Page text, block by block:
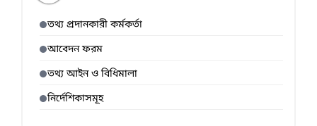
তথ্য প্রদানকারী কর্মকর্তা
আবেদন ফরম
তথ্য আইন ও বিধিমালা
নির্দেশিকাসমূহ